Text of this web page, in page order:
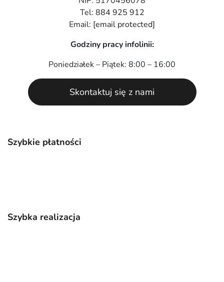
Szybkie płatności
Szybka realizacja
Tel: 884 925 912
Email: [email protected]
Godziny pracy infolinii:
Poniedziałek – Piątek: 8:00 – 16:00
Skontaktuj się z nami